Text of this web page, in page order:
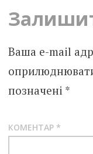
Ваша e-mail
позначені *
КОМЕНТАР *